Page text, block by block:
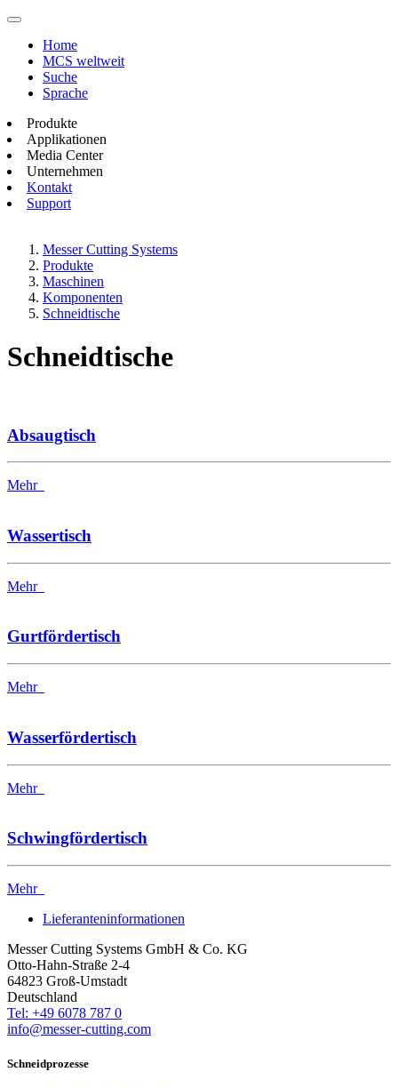
Home
MCS weltweit
Suche
Sprache
Produkte
Applikationen
Media Center
Unternehmen
Kontakt
Support
Messer Cutting Systems
Produkte
Maschinen
Komponenten
Schneidtische
Schneidtische
Absaugtisch
Mehr
Wassertisch
Mehr
Gurtfördertisch
Mehr
Wasserfördertisch
Mehr
Schwingfördertisch
Mehr
Lieferanteninformationen
Messer Cutting Systems GmbH & Co. KG
Otto-Hahn-Straße 2-4
64823 Groß-Umstadt
Deutschland
Tel: +49 6078 787 0
info@messer-cutting.com
Schneidprozesse